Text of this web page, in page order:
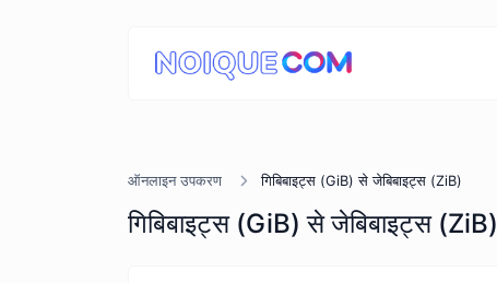
ऑनलाइन उपकरण गिबिबाइट्स (GiB) से जेबिबाइट्स (ZiB)
गिबिबाइट्स (GiB) से जेबिबाइट्स (ZiB)